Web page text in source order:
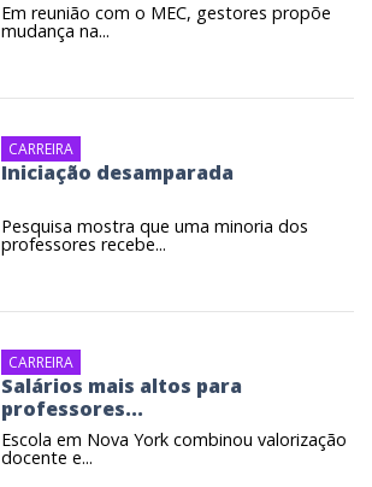
Em reunião com o MEC, gestores propõe
mudança na...
CARREIRA
Iniciação desamparada
Pesquisa mostra que uma minoria dos
professores recebe...
CARREIRA
Salários mais altos para
professores...
Escola em Nova York combinou valorização
docente e...